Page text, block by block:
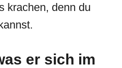
krachen, denn du
er sich im